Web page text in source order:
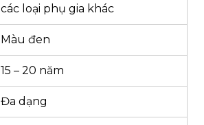
các loại phụ gia khác
Màu đen
15 – 20 năm
Đa dạng